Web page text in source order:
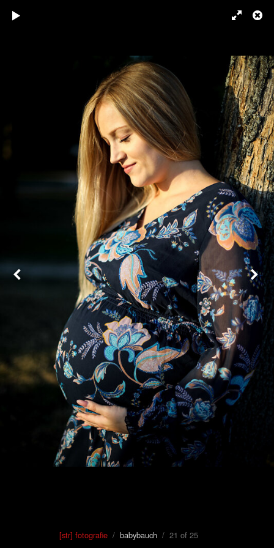
[str] fotografie/ babybauch/ 21 of 25